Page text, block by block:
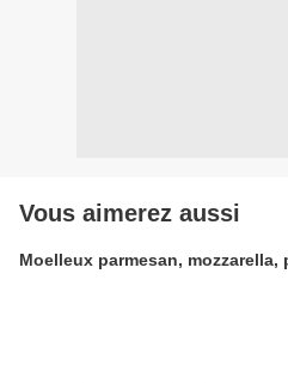
Vous aimerez aussi
Moelleux parmesan, mozzarella,